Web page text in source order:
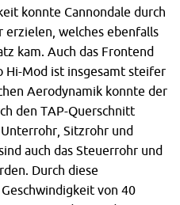
konnte Cannondale durch
erzielen, welches ebenfalls
kam. Auch das Frontend
Hi-Mod ist insgesamt steifer
Aerodynamik konnte der
den TAP-Querschnitt
Sitzrohr und
auch das Steuerrohr und
Durch diese
von 40